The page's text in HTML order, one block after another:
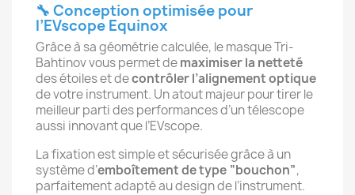
🔧 Conception optimisée pour
l’EVscope Equinox
Grâce à sa géométrie calculée, le masque Tri-
Bahtinov vous permet demaximiser la netteté
des étoiles et decontrôler l’alignement optique
de votre instrument. Un atout majeur pour tirer le
meilleur parti des performances d’un télescope
aussi innovant que l’EVscope.
La fixation est simple et sécurisée grâce à un
système d’emboîtement de type “bouchon”,
parfaitement adapté au design de l’instrument.